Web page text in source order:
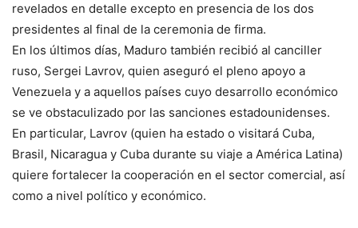
revelados en detalle excepto en presencia de los dos
presidentes al final de la ceremonia de firma.
En los últimos días, Maduro también recibió al canciller
ruso, Sergei Lavrov, quien aseguró el pleno apoyo a
Venezuela y a aquellos países cuyo desarrollo económico
se ve obstaculizado por las sanciones estadounidenses.
En particular, Lavrov (quien ha estado o visitará Cuba,
Brasil, Nicaragua y Cuba durante su viaje a América Latina)
quiere fortalecer la cooperación en el sector comercial, así
como a nivel político y económico.